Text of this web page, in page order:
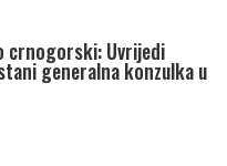
crnogorski: Uvrijedi
generalna konzulka u